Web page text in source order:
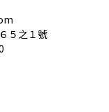
５之１號